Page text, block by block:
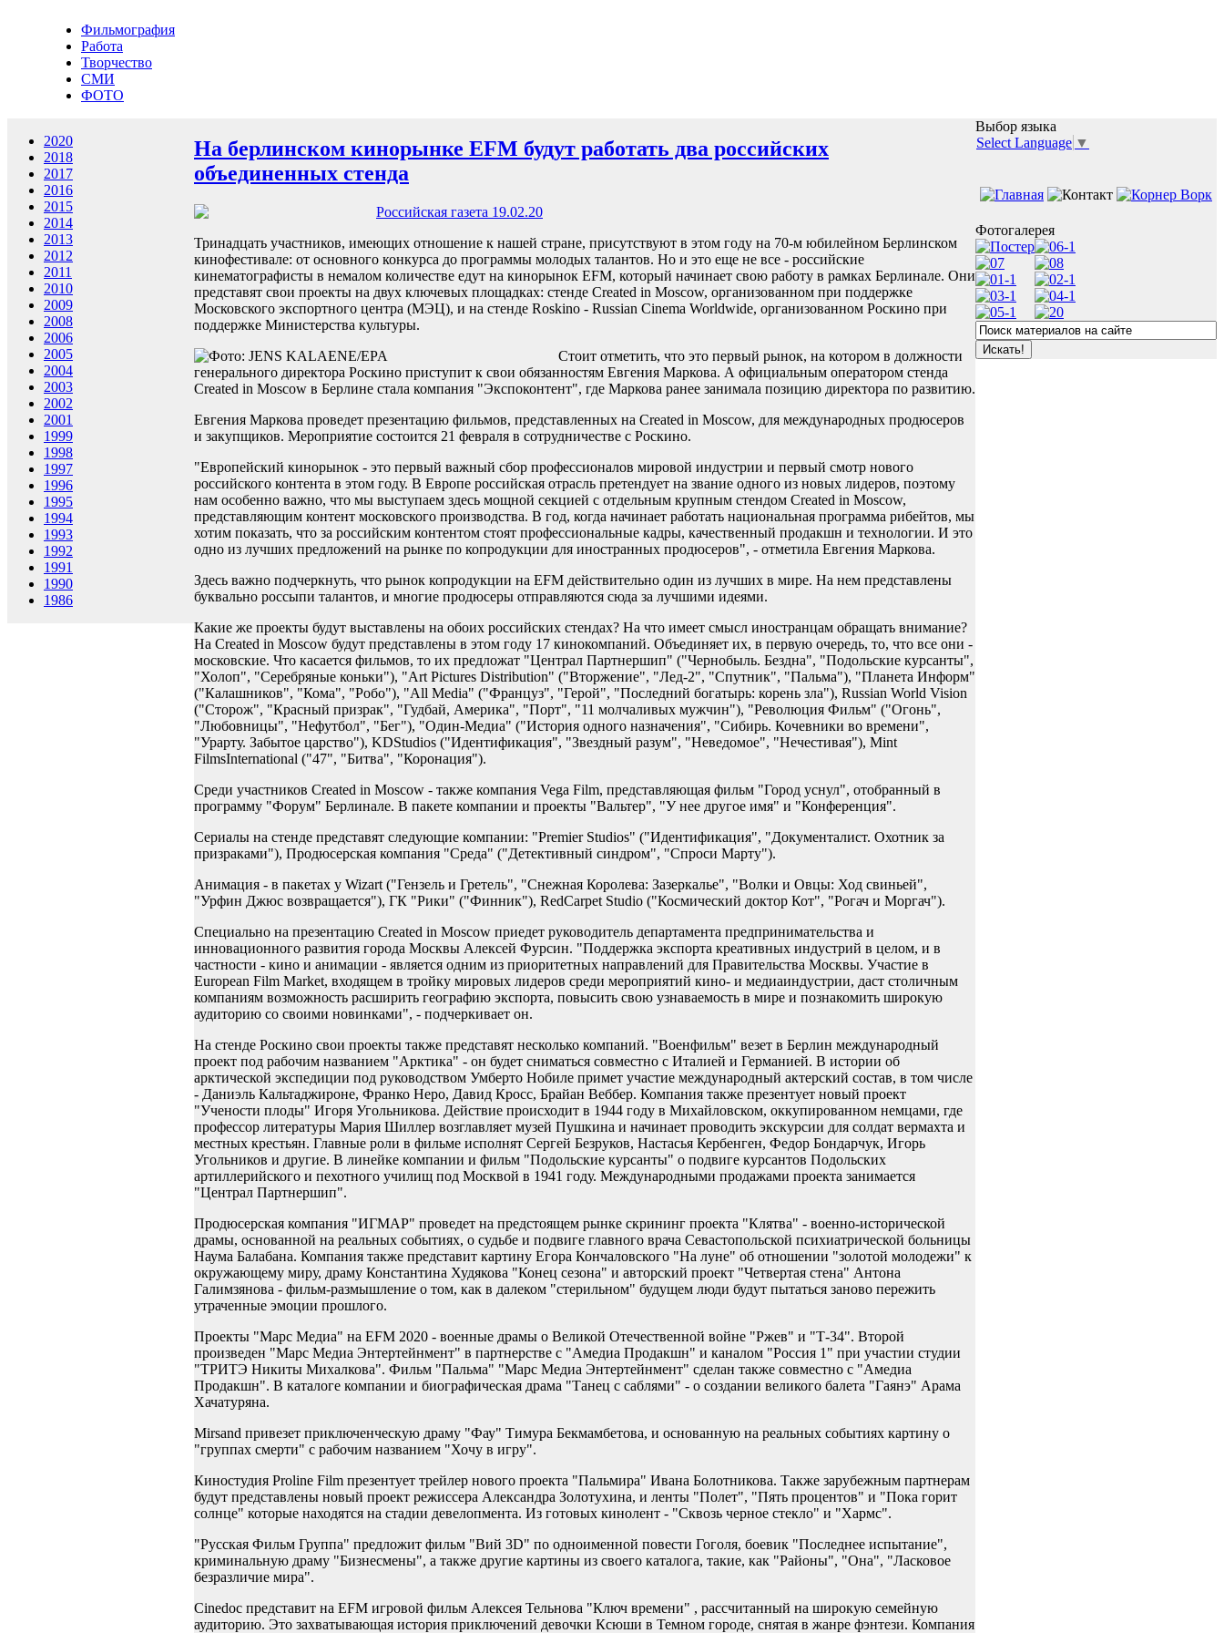
Фильмография
Работа
Творчество
СМИ
ФОТО
2020
2018
2017
2016
2015
2014
2013
2012
2011
2010
2009
2008
2006
2005
2004
2003
2002
2001
1999
1998
1997
1996
1995
1994
1993
1992
1991
1990
1986
На берлинском кинорынке EFM будут работать два российских
объединенных стенда
Российская газета 19.02.20
Тринадцать участников, имеющих отношение к нашей стране, присутствуют в этом году на 70-м юбилейном Берлинском
кинофестивале: от основного конкурса до программы молодых талантов. Но и это еще не все - российские
кинематографисты в немалом количестве едут на кинорынок EFM, который начинает свою работу в рамках Берлинале. Они
представят свои проекты на двух ключевых площадках: стенде Created in Moscow, организованном при поддержке
Московского экспортного центра (МЭЦ), и на стенде Roskino - Russian Cinema Worldwide, организованном Роскино при
поддержке Министерства культуры.
Стоит отметить, что это первый рынок, на котором в должности
генерального директора Роскино приступит к свои обязанностям Евгения Маркова. А официальным оператором стенда
Created in Moscow в Берлине стала компания "Экспоконтент", где Маркова ранее занимала позицию директора по развитию.
Евгения Маркова проведет презентацию фильмов, представленных на Created in Moscow, для международных продюсеров
и закупщиков. Мероприятие состоится 21 февраля в сотрудничестве с Роскино.
"Европейский кинорынок - это первый важный сбор профессионалов мировой индустрии и первый смотр нового
российского контента в этом году. В Европе российская отрасль претендует на звание одного из новых лидеров, поэтому
нам особенно важно, что мы выступаем здесь мощной секцией с отдельным крупным стендом Created in Moscow,
представляющим контент московского производства. В год, когда начинает работать национальная программа рибейтов, мы
хотим показать, что за российским контентом стоят профессиональные кадры, качественный продакшн и технологии. И это
одно из лучших предложений на рынке по копродукции для иностранных продюсеров", - отметила Евгения Маркова.
Здесь важно подчеркнуть, что рынок копродукции на EFM действительно один из лучших в мире. На нем представлены
буквально россыпи талантов, и многие продюсеры отправляются сюда за лучшими идеями.
Какие же проекты будут выставлены на обоих российских стендах? На что имеет смысл иностранцам обращать внимание?
На Created in Moscow будут представлены в этом году 17 кинокомпаний. Объединяет их, в первую очередь, то, что все они -
московские. Что касается фильмов, то их предложат "Централ Партнершип" ("Чернобыль. Бездна", "Подольские курсанты",
"Холоп", "Серебряные коньки"), "Art Pictures Distribution" ("Вторжение", "Лед-2", "Спутник", "Пальма"), "Планета Информ"
("Калашников", "Кома", "Робо"), "All Media" ("Француз", "Герой", "Последний богатырь: корень зла"), Russian World Vision
("Сторож", "Красный призрак", "Гудбай, Америка", "Порт", "11 молчаливых мужчин"), "Революция Фильм" ("Огонь",
"Любовницы", "Нефутбол", "Бег"), "Один-Медиа" ("История одного назначения", "Сибирь. Кочевники во времени",
"Урарту. Забытое царство"), KDStudios ("Идентификация", "Звездный разум", "Неведомое", "Нечестивая"), Mint
FilmsInternational ("47", "Битва", "Коронация").
Среди участников Created in Moscow - также компания Vega Film, представляющая фильм "Город уснул", отобранный в
программу "Форум" Берлинале. В пакете компании и проекты "Вальтер", "У нее другое имя" и "Конференция".
Сериалы на стенде представят следующие компании: "Premier Studios" ("Идентификация", "Документалист. Охотник за
призраками"), Продюсерская компания "Среда" ("Детективный синдром", "Спроси Марту").
Анимация - в пакетах у Wizart ("Гензель и Гретель", "Снежная Королева: Зазеркалье", "Волки и Овцы: Ход свиньей",
"Урфин Джюс возвращается"), ГК "Рики" ("Финник"), RedCarpet Studio ("Космический доктор Кот", "Рогач и Моргач").
Специально на презентацию Created in Moscow приедет руководитель департамента предпринимательства и
инновационного развития города Москвы Алексей Фурсин. "Поддержка экспорта креативных индустрий в целом, и в
частности - кино и анимации - является одним из приоритетных направлений для Правительства Москвы. Участие в
European Film Market, входящем в тройку мировых лидеров среди мероприятий кино- и медиаиндустрии, даст столичным
компаниям возможность расширить географию экспорта, повысить свою узнаваемость в мире и познакомить широкую
аудиторию со своими новинками", - подчеркивает он.
На стенде Роскино свои проекты также представят несколько компаний. "Военфильм" везет в Берлин международный
проект под рабочим названием "Арктика" - он будет сниматься совместно с Италией и Германией. В истории об
арктической экспедиции под руководством Умберто Нобиле примет участие международный актерский состав, в том числе
- Даниэль Кальтаджироне, Франко Неро, Давид Кросс, Брайан Веббер. Компания также презентует новый проект
"Учености плоды" Игоря Угольникова. Действие происходит в 1944 году в Михайловском, оккупированном немцами, где
профессор литературы Мария Шиллер возглавляет музей Пушкина и начинает проводить экскурсии для солдат вермахта и
местных крестьян. Главные роли в фильме исполнят Сергей Безруков, Настасья Кербенген, Федор Бондарчук, Игорь
Угольников и другие. В линейке компании и фильм "Подольские курсанты" о подвиге курсантов Подольских
артиллерийского и пехотного училищ под Москвой в 1941 году. Международными продажами проекта занимается
"Централ Партнершип".
Продюсерская компания "ИГМАР" проведет на предстоящем рынке скрининг проекта "Клятва" - военно-исторической
драмы, основанной на реальных событиях, о судьбе и подвиге главного врача Севастопольской психиатрической больницы
Наума Балабана. Компания также представит картину Егора Кончаловского "На луне" об отношении "золотой молодежи" к
окружающему миру, драму Константина Худякова "Конец сезона" и авторский проект "Четвертая стена" Антона
Галимзянова - фильм-размышление о том, как в далеком "стерильном" будущем люди будут пытаться заново пережить
утраченные эмоции прошлого.
Проекты "Марс Медиа" на EFM 2020 - военные драмы о Великой Отечественной войне "Ржев" и "Т-34". Второй
произведен "Марс Медиа Энтертейнмент" в партнерстве с "Амедиа Продакшн" и каналом "Россия 1" при участии студии
"ТРИТЭ Никиты Михалкова". Фильм "Пальма" "Марс Медиа Энтертейнмент" сделан также совместно с "Амедиа
Продакшн". В каталоге компании и биографическая драма "Танец с саблями" - о создании великого балета "Гаянэ" Арама
Хачатуряна.
Mirsand привезет приключенческую драму "Фау" Тимура Бекмамбетова, и основанную на реальных событиях картину о
"группах смерти" с рабочим названием "Хочу в игру".
Киностудия Proline Film презентует трейлер нового проекта "Пальмира" Ивана Болотникова. Также зарубежным партнерам
будут представлены новый проект режиссера Александра Золотухина, и ленты "Полет", "Пять процентов" и "Пока горит
солнце" которые находятся на стадии девелопмента. Из готовых кинолент - "Сквозь черное стекло" и "Хармс".
"Русская Фильм Группа" предложит фильм "Вий 3D" по одноименной повести Гоголя, боевик "Последнее испытание",
криминальную драму "Бизнесмены", а также другие картины из своего каталога, такие, как "Районы", "Она", "Ласковое
безразличие мира".
Cinedoc представит на EFM игровой фильм Алексея Тельнова "Ключ времени" , рассчитанный на широкую семейную
аудиторию. Это захватывающая история приключений девочки Ксюши в Темном городе, снятая в жанре фэнтези. Компания
Выбор языка
Select Language ▼
Фотогалерея